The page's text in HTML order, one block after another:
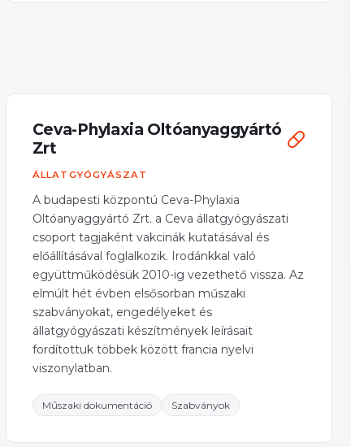
Ceva-Phylaxia Oltóanyaggyártó
Zrt
ÁLLATGYÓGYÁSZAT
A budapesti központú Ceva-Phylaxia
Oltóanyaggyártó Zrt. a Ceva állatgyógyászati
csoport tagjaként vakcinák kutatásával és
előállításával foglalkozik. Irodánkkal való
együttműködésük 2010-ig vezethető vissza. Az
elmúlt hét évben elsősorban műszaki
szabványokat, engedélyeket és
állatgyógyászati készítmények leírásait
fordítottuk többek között francia nyelvi
viszonylatban.
Műszaki dokumentáció Szabványok